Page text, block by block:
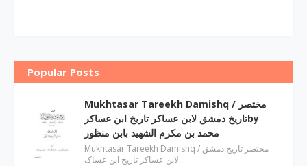
Popular Posts
Mukhtasar Tareekh Damishq ‎/ مختصر
تاریخ دمشق لابن عساکر تاریخ ابن عساکرby
‎محمد بن مکرم الشھید بابن منظور
Mukhtasar Tareekh Damishq ‎/ مختصر تاریخ دمشق
لابن عساکر تاریخ ابن عساک…